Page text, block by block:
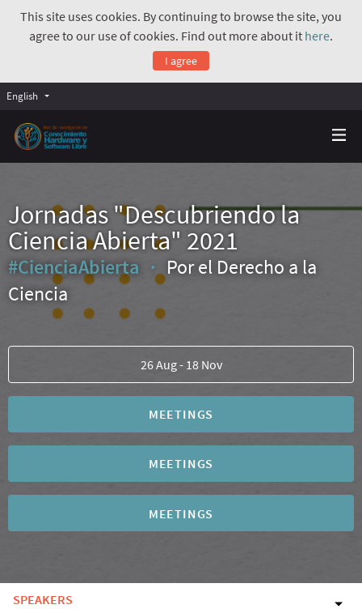
This site uses cookies. By continuing to browse the site, you
agree to our use of cookies. Find out more about it here.
I agree
English
Jornadas "Descubriendo la
Ciencia Abierta" 2021
#CienciaAbierta
Por el Derecho a la
Ciencia
26 Aug - 18 Nov
MEETINGS
MEETINGS
MEETINGS
SPEAKERS